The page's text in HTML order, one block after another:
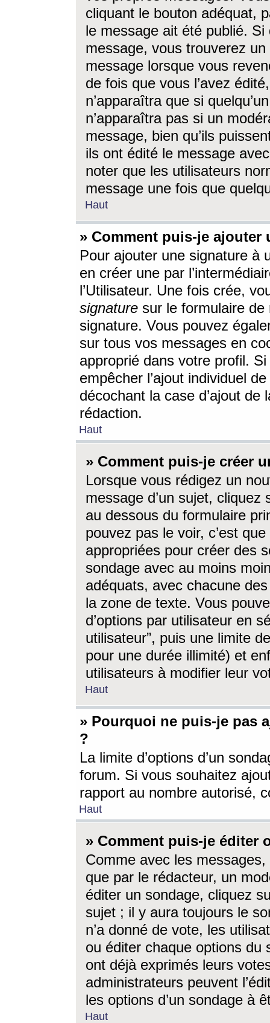
cliquant le bouton adéquat,
le message ait été publié. Si
message, vous trouverez
message lorsque vous
de fois que vous l’avez
n’apparaîtra que si
n’apparaîtra pas si un
message, bien qu’ils
ils ont édité le message
noter que les utilisateurs
message une fois que
Haut
» Comment puis-je ajouter
Pour ajouter une signature à
en créer une par
l’Utilisateur. Une fois crée,
signature sur le formulaire de
signature. Vous pouvez
sur tous vos messages en
approprié dans votre profil.
empêcher l’ajout individuel
décochant la case d’ajout
rédaction.
Haut
» Comment puis-je créer
Lorsque vous rédigez un
message d’un sujet, cliquez
au dessous du formulaire
pouvez pas le voir, c’est
appropriées pour créer des
sondage avec au moins
adéquats, avec chacune
la zone de texte. Vous
d’options par utilisateur en
utilisateur”, puis une limite
pour une durée illimité) et
utilisateurs à modifier leur
Haut
» Pourquoi ne puis-je pas
?
La limite d’options d’un
forum. Si vous souhaitez
rapport au nombre autorisé,
Haut
» Comment puis-je éditer
Comme avec les
que par le rédacteur, un
éditer un sondage, cliquez
sujet ; il y aura toujours le
n’a donné de vote, les
ou éditer chaque options du
ont déjà exprimés leurs
administrateurs peuvent
les options d’un sondage à
Haut